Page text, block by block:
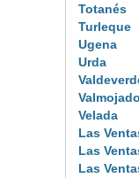
Totanés
Turleque
Ugena
Urda
Valmojado
Velada
Las
Las
Las